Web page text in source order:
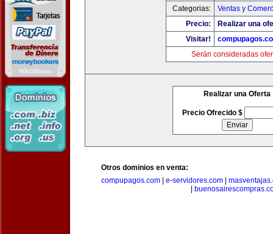
Categorias:
Ventas y
Precio:
Realizar una
Visitar!
Serán consideradas
Realizar una Oferta
Precio Ofrecido $
Otros dominios en venta:
compupagos.com
e-servidores.com